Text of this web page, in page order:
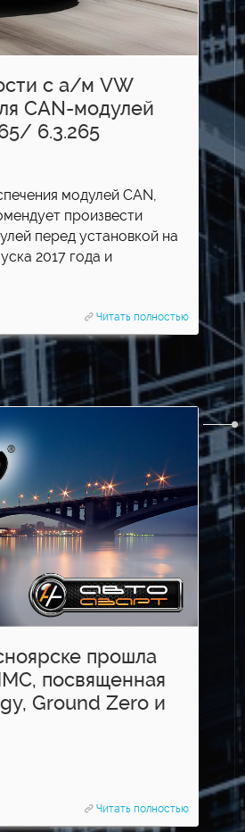
с а/м VW
CAN-модулей
6.3.265
модулей CAN,
произвести
перед установкой на
2017 года и
Читать полностью
прошла
посвященная
Ground Zero и
Читать полностью